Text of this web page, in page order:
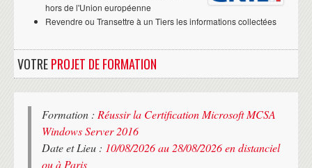
hors de l'Union européenne
Revendre ou Transettre à un Tiers les informations collectées
VOTREPROJET DE FORMATION
Formation : Réussir la Certification Microsoft MCSA
Windows Server 2016
Date et Lieu : 10/08/2026 au 28/08/2026 en distanciel
ou à Paris